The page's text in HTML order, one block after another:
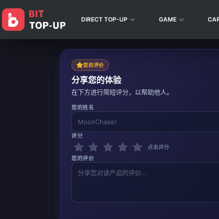
DIRECT TOP-UP GAME
您的评价
分享您的体验
在下方进行简短评分，以帮助他人。
您的姓名
评分
点击评分
您的评价